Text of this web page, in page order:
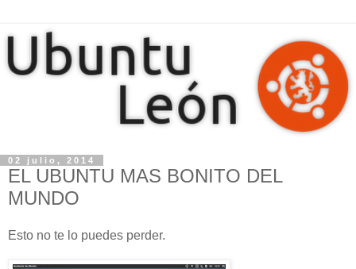
02 julio, 2014
EL UBUNTU MAS BONITO DEL
MUNDO
Esto no te lo puedes perder.